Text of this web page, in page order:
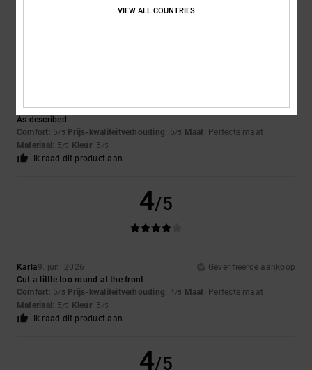
Nicolas25. juni 2026
Geverifieerde aankoop
As described
Comfort: 5/5 Prijs-kwaliteitverhouding: 5/5 Maat: Perfecte maat
Materiaal : 5/5 Kleur: 5 /5
Ik raad dit product aan
4/5
Karla9. juni 2026
Geverifieerde aankoop
Cut a little too round at the front
Comfort: 5/5 Prijs-kwaliteitverhouding: 4/5 Maat: Perfecte maat
Materiaal : 5/5 Kleur: 5 /5
Ik raad dit product aan
4/5
VIEW ALL COUNTRIES